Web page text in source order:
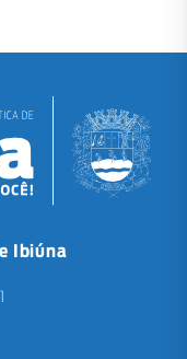
Ibiúna